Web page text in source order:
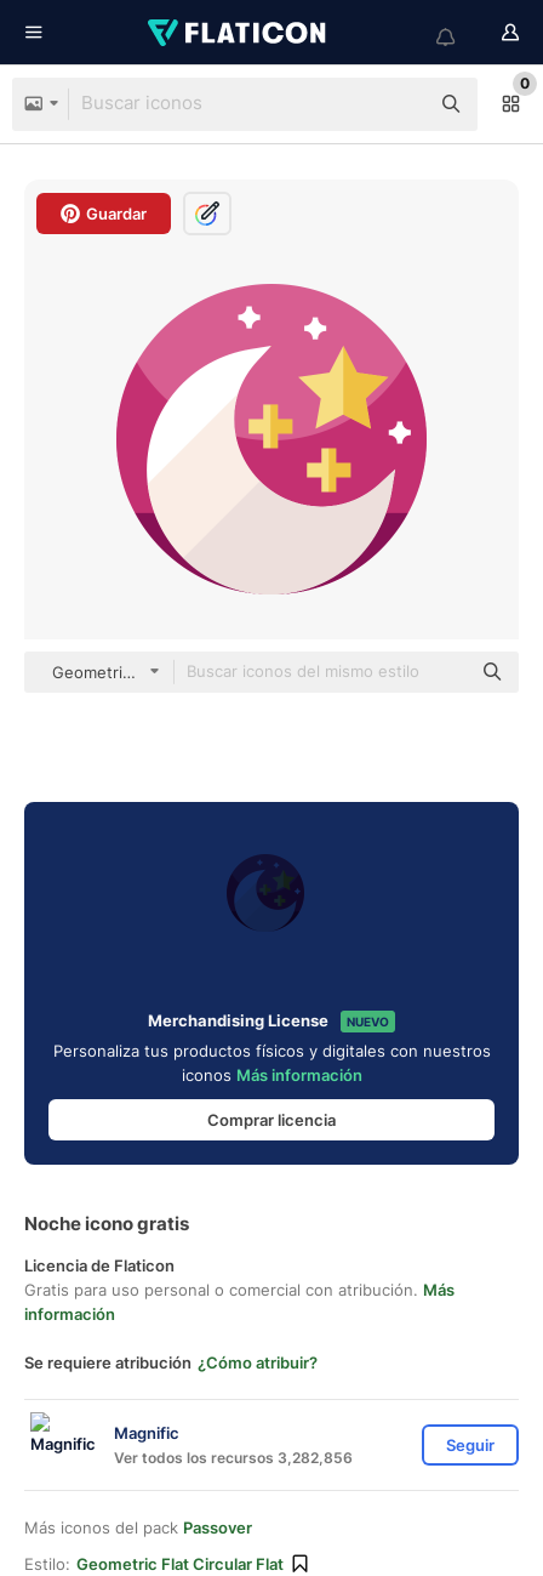
0
Guardar
Geometric Flat Circular Flat
Merchandising License NUEVO
Personaliza tus productos físicos y digitales con nuestros
iconos Más información
Comprar licencia
Noche icono gratis
Licencia de Flaticon
Gratis para uso personal o comercial con atribución. Más
información
Se requiere atribución ¿Cómo atribuir?
Magnific
Ver todos los recursos 3,282,856
Seguir
Más iconos del pack Passover
Estilo: Geometric Flat Circular Flat